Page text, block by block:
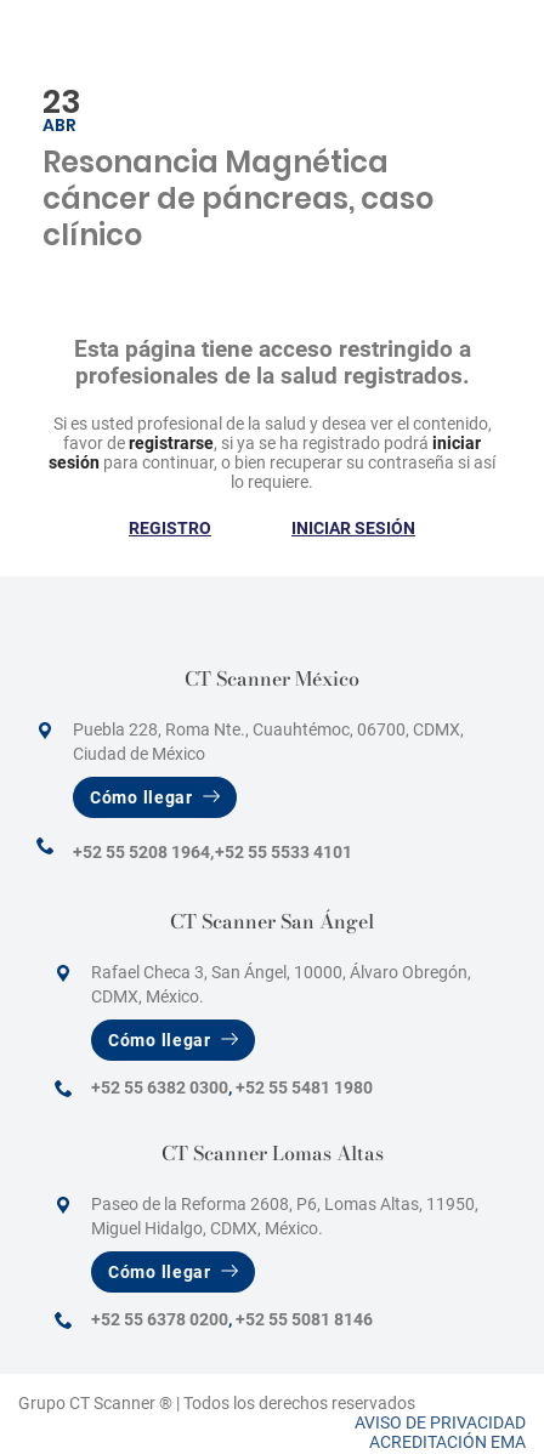
23
ABR
Resonancia Magnética
cáncer de páncreas, caso
clínico
Esta página tiene acceso restringido a
profesionales de la salud registrados.
Si es usted profesional de la salud y desea ver el contenido,
favor deregistrarse, si ya se ha registrado podrá iniciar
sesión para continuar, o bien recuperar su contraseña si así
lo requiere.
REGISTRO INICIAR SESIÓN
CT Scanner México
Puebla 228, Roma Nte., Cuauhtémoc, 06700, CDMX,
Ciudad de México
Cómo llegar
+52 55 5208 1964,+52 55 5533 4101
CT Scanner San Ángel
Rafael Checa 3, San Ángel, 10000, Álvaro Obregón,
CDMX, México.
Cómo llegar
+52 55 6382 0300,+52 55 5481 1980
CT Scanner Lomas Altas
Paseo de la Reforma 2608, P6, Lomas Altas, 11950,
Miguel Hidalgo, CDMX, México.
Cómo llegar
+52 55 6378 0200,+52 55 5081 8146
Grupo CT Scanner ® | Todos los derechos reservados
AVISO DE PRIVACIDAD
ACREDITACIÓN EMA